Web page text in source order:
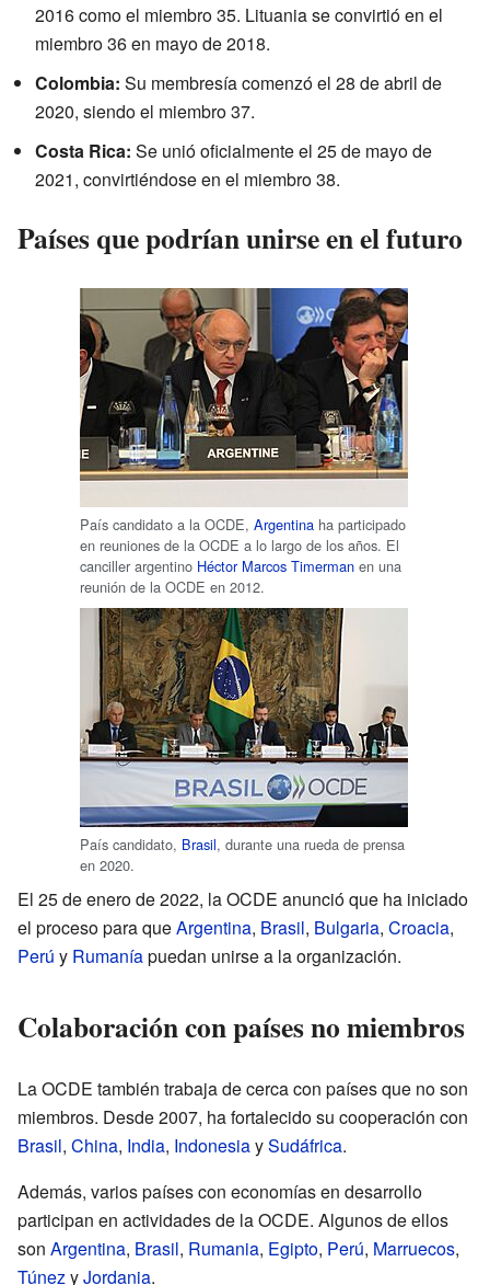
2016 como el miembro 35. Lituania se convirtió en el
miembro 36 en mayo de 2018.
Colombia: Su membresía comenzó el 28 de abril de
2020, siendo el miembro 37.
Costa Rica: Se unió oficialmente el 25 de mayo de
2021, convirtiéndose en el miembro 38.
Países que podrían unirse en el futuro
País candidato a la OCDE, Argentina ha participado
en reuniones de la OCDE a lo largo de los años. El
canciller argentino Héctor Marcos Timerman en una
reunión de la OCDE en 2012.
País candidato, Brasil, durante una rueda de prensa
en 2020.
El 25 de enero de 2022, la OCDE anunció que ha iniciado
el proceso para queArgentina, Brasil, Bulgaria, Croacia,
Perú y Rumaníapuedan unirse a la organización.
Colaboración con países no miembros
La OCDE también trabaja de cerca con países que no son
miembros. Desde 2007, ha fortalecido su cooperación con
Brasil, China, India, IndonesiaySudáfrica.
Además, varios países con economías en desarrollo
participan en actividades de la OCDE. Algunos de ellos
son Argentina, Brasil, Rumania, Egipto, Perú, Marruecos,
TúnezyJordania.